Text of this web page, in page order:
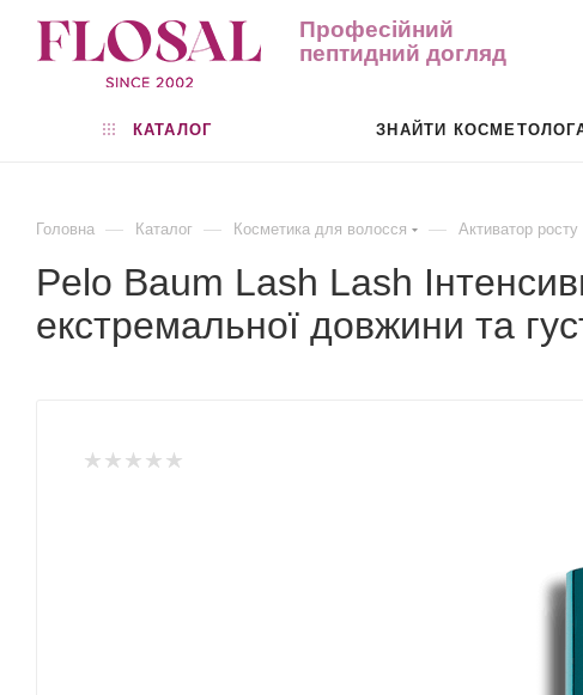
Професійний
пептидний догляд
КАТАЛОГ ЗНАЙТИ
Головна — Каталог — Косметика для волосся — Активатор росту
Pelo Baum Lash Lash
екстремальної довжини та